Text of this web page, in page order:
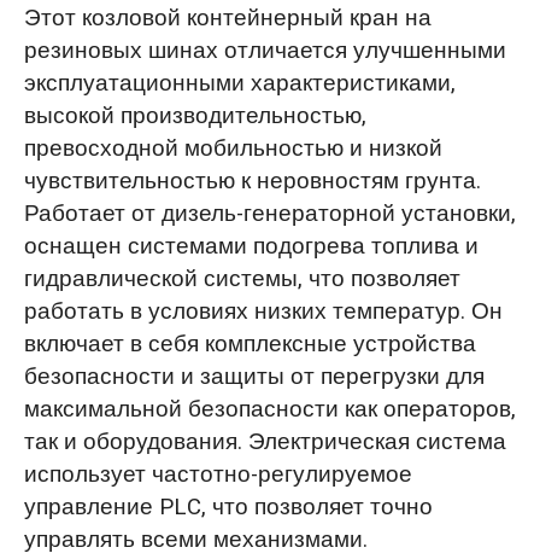
Этот козловой контейнерный кран на
резиновых шинах отличается улучшенными
эксплуатационными характеристиками,
высокой производительностью,
превосходной мобильностью и низкой
чувствительностью к неровностям грунта.
Работает от дизель-генераторной установки,
оснащен системами подогрева топлива и
гидравлической системы, что позволяет
работать в условиях низких температур. Он
включает в себя комплексные устройства
безопасности и защиты от перегрузки для
максимальной безопасности как операторов,
так и оборудования. Электрическая система
использует частотно-регулируемое
управление PLC, что позволяет точно
управлять всеми механизмами.